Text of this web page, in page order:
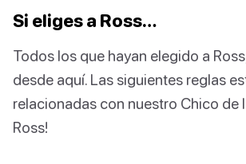
Si eliges a Ross…
Todos los que hayan elegido a
desde aquí. Las siguientes reglas
relacionadas con nuestro Chico de
Ross!